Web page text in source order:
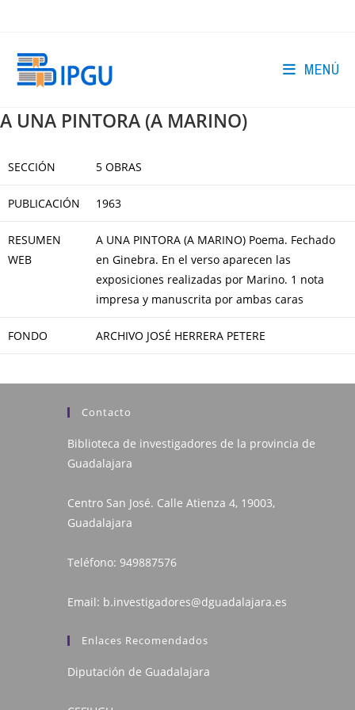
MENÚ
A UNA PINTORA (A MARINO)
SECCIÓN 5 OBRAS
PUBLICACIÓN 1963
RESUMEN
WEB
A UNA PINTORA (A MARINO) Poema. Fechado
en Ginebra. En el verso aparecen las
exposiciones realizadas por Marino. 1 nota
impresa y manuscrita por ambas caras
FONDO ARCHIVO JOSÉ HERRERA PETERE
Contacto
Biblioteca de investigadores de la provincia de
Guadalajara
Centro San José. Calle Atienza 4, 19003,
Guadalajara
Teléfono: 949887576
Email: b.investigadores@dguadalajara.es
Enlaces Recomendados
Diputación de Guadalajara